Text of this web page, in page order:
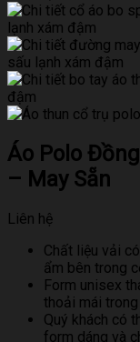
Áo Polo
– May Sẵn
Liên hệ
Chất liệu vải
ẩm bên trong
Form unisex
thoải mái
Quý khách có
form dáng và